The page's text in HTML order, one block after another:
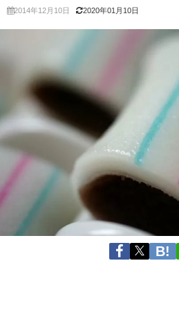
2014年12月10日 2020年01月10日